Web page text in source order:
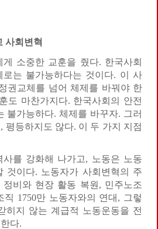
사회변혁
소중한 교훈을 줬다. 한국사회
로는 불가능하다는 것이다. 이 사
권교체를 넘어 체제를 바꿔야 한
도 마찬가지다. 한국사회의 안전
불가능하다. 체제를 바꾸자. 그러
평등하지도 않다. 이 두 가지 지점
사를 강화해 나가고, 노동은 노동
것이다. 노동자가 사회변혁의 주
비와 현장 활동 복원, 민주노조
직 1750만 노동자와의 연대, 그렇
히지 않는 계급적 노동운동을 전
다.